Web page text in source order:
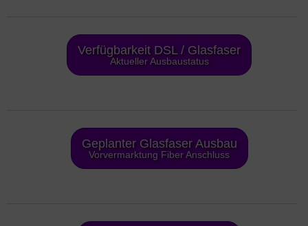
Verfügbarkeit DSL / Glasfaser
Aktueller Ausbaustatus
Geplanter Glasfaser Ausbau
Vorvermarktung Fiber Anschluss